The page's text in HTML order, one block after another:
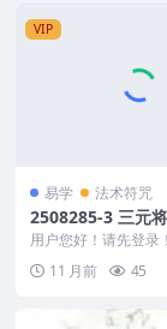
VIP
易学 法术符咒
2508285-3 三元
邪
用户您好！请先登录
三元将军追魂压邪
术 250828...
11 月前 45